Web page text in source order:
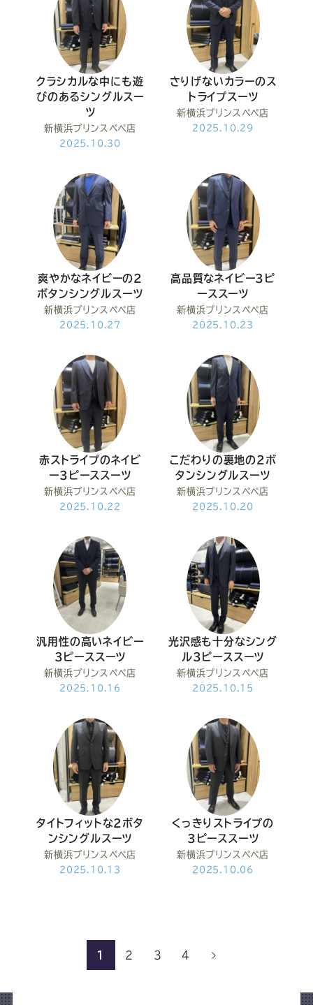
クラシカルな中にも遊
びのあるシングルスー
ツ
新横浜プリンスペペ店
2025.10.30
さりげないカラーのス
トライプスーツ
新横浜プリンスペペ店
2025.10.29
爽やかなネイビーの2
ボタンシングルスーツ
新横浜プリンスペペ店
2025.10.27
高品質なネイビー3ピ
ーススーツ
新横浜プリンスペペ店
2025.10.23
赤ストライプのネイビ
ー3ピーススーツ
新横浜プリンスペペ店
2025.10.22
こだわりの裏地の2ボ
タンシングルスーツ
新横浜プリンスペペ店
2025.10.20
汎用性の高いネイビー
3ピーススーツ
新横浜プリンスペペ店
2025.10.16
光沢感も十分なシング
ル3ピーススーツ
新横浜プリンスペペ店
2025.10.15
タイトフィットな2ボタ
ンシングルスーツ
新横浜プリンスペペ店
2025.10.13
くっきりストライプの
3ピーススーツ
新横浜プリンスペペ店
2025.10.06
1 2 3 4